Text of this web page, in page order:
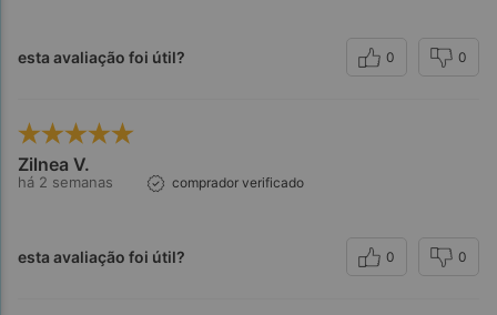
esta avaliação foi útil? 0 0
Zilnea V.
há 2 semanas comprador verificado
esta avaliação foi útil? 0 0